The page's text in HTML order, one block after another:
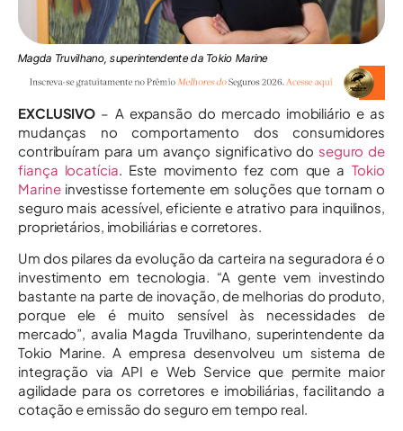
Magda Truvilhano, superintendente da Tokio Marine
EXCLUSIVO – A expansão do mercado imobiliário e as
mudanças no comportamento dos consumidores
contribuíram para um avanço significativo do seguro de
fiança locatícia. Este movimento fez com que a Tokio
Marineinvestisse fortemente em soluções que tornam o
seguro mais acessível, eficiente e atrativo para inquilinos,
proprietários, imobiliárias e corretores.
Um dos pilares da evolução da carteira na seguradora é o
investimento em tecnologia. “A gente vem investindo
bastante na parte de inovação, de melhorias do produto,
porque ele é muito sensível às necessidades de
mercado”, avalia Magda Truvilhano, superintendente da
Tokio Marine. A empresa desenvolveu um sistema de
integração via API e Web Service que permite maior
agilidade para os corretores e imobiliárias, facilitando a
cotação e emissão do seguro em tempo real.